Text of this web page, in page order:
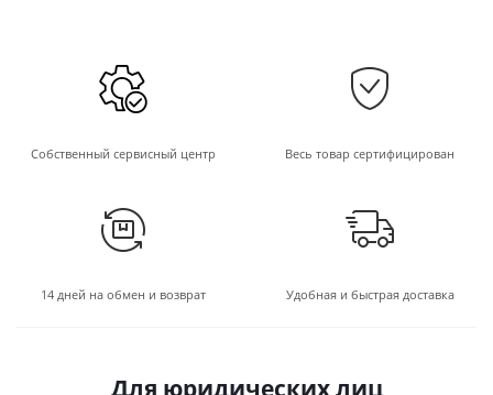
Собственный сервисный центр Весь товар сертифицирован
14 дней на обмен и возврат Удобная и быстрая доставка